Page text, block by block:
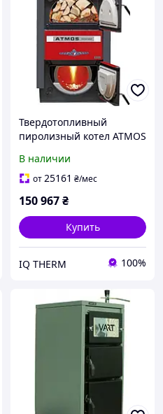
Твердотопливный
пиролизный котел ATMOS
В наличии
от25161 ₴/мес
150 967₴
Купить
IQ THERM 100%